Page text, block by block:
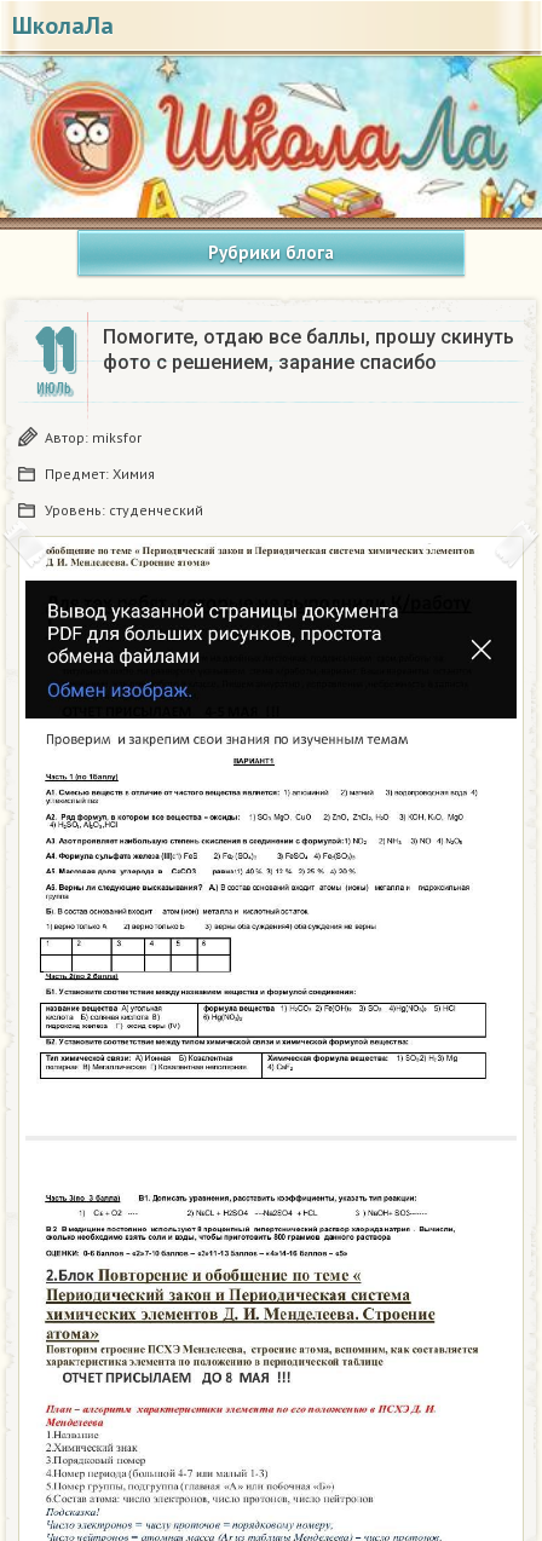
ШколаЛа
Рубрики блога
11
ИЮЛЬ
Помогите, отдаю все баллы, прошу скинуть
фото с решением, зарание спасибо
Автор: miksfor
Предмет: Химия
Уровень: студенческий